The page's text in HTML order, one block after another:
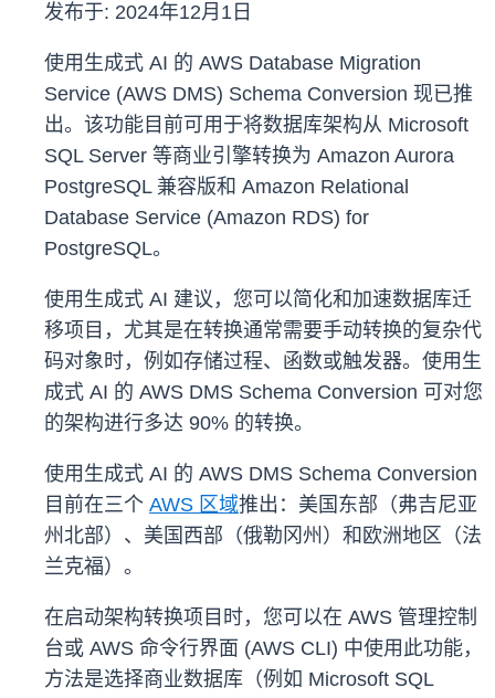
发布于: 2024年12月1日
使用生成式 AI 的 AWS Database Migration
Service (AWS DMS) Schema Conversion 现已推
出。该功能目前可用于将数据库架构从 Microsoft
SQL Server 等商业引擎转换为 Amazon Aurora
PostgreSQL 兼容版和 Amazon Relational
Database Service (Amazon RDS) for
PostgreSQL。
使用生成式 AI 建议，您可以简化和加速数据库迁
移项目，尤其是在转换通常需要手动转换的复杂代
码对象时，例如存储过程、函数或触发器。使用生
成式 AI 的 AWS DMS Schema Conversion 可对您
的架构进行多达 90% 的转换。
使用生成式 AI 的 AWS DMS Schema Conversion
目前在三个 AWS 区域推出：美国东部（弗吉尼亚
州北部）、美国西部（俄勒冈州）和欧洲地区（法
兰克福）。
在启动架构转换项目时，您可以在 AWS 管理控制
台或 AWS 命令行界面 (AWS CLI) 中使用此功能，
方法是选择商业数据库（例如 Microsoft SQL